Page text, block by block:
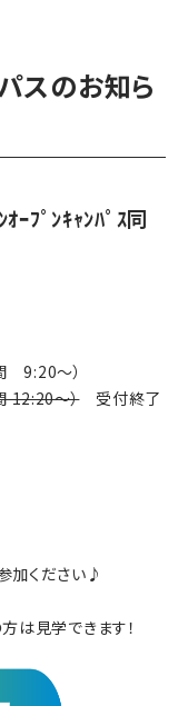
スのお知ら
ｰﾌﾟﾝｷｬﾝﾊﾟｽ同
9:20～）
12:20～）受付終了
加ください♪
は見学できます！